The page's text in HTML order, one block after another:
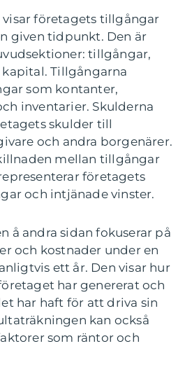
visar företagets tillgångar
given tidpunkt. Den är
tillgångar,
Tillgångarna
som kontanter,
inventarier. Skulderna
skulder till
och andra borgenärer.
mellan tillgångar
företagets
och intjänade vinster.
å andra sidan fokuserar på
och kostnader under en
ett år. Den visar hur
har genererat och
har haft för att driva sin
kan också
som räntor och